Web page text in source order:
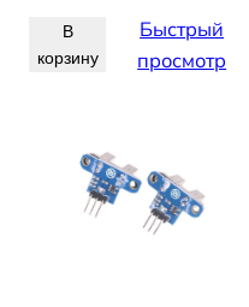
В
корзину
Быстрый
просмотр